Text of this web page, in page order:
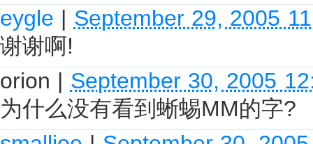
eygle | September 29, 2005
谢谢啊!
orion | September 30, 2005
为什么没有看到蜥蜴MM的字?